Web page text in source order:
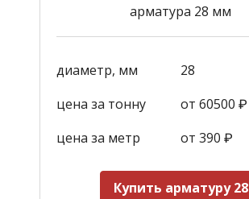
арматура 28 мм
диаметр, мм
28
цена за тонну
от 60500 ₽
цена за метр
от 390 ₽
Купить арматуру 28